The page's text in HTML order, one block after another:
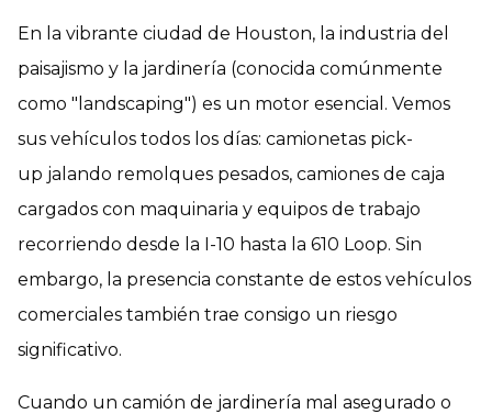
En la vibrante ciudad de Houston, la industria del
paisajismo y la jardinería (conocida comúnmente
como "landscaping") es un motor esencial. Vemos
sus vehículos todos los días: camionetas pick-
up jalando remolques pesados, camiones de caja
cargados con maquinaria y equipos de trabajo
recorriendo desde la I-10 hasta la 610 Loop. Sin
embargo, la presencia constante de estos vehículos
comerciales también trae consigo un riesgo
significativo.
Cuando un camión de jardinería mal asegurado o